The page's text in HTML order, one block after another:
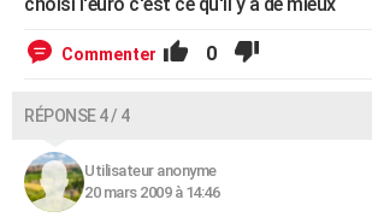
Commenter 0
RÉPONSE 4 / 4
Utilisateur anonyme
20 mars 2009 à 14:46